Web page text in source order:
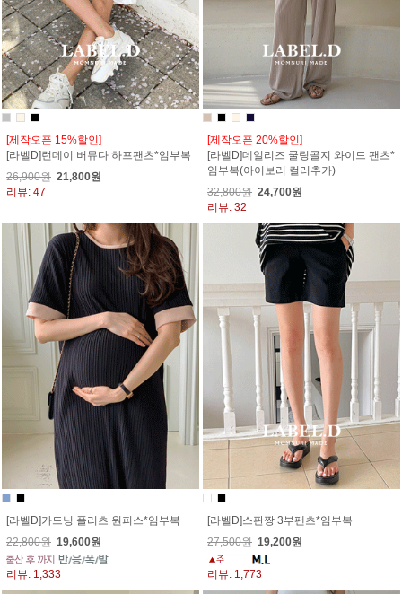
[제작오픈 15%할인]
[라벨D]런데이 버뮤다 하프팬츠*임부복
26,900원 21,800원
리뷰: 47
[제작오픈 20%할인]
[라벨D]데일리즈 쿨링골지 와이드 팬츠*
임부복(아이보리 컬러추가)
32,800원 24,700원
리뷰: 32
[라벨D]가드닝 플리츠 원피스*임부복
22,800원 19,600원
리뷰: 1,333
[라벨D]스판짱 3부팬츠*임부복
27,500원 19,200원
리뷰: 1,773